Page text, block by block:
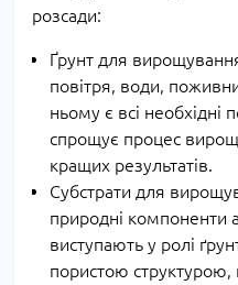
розсади:
Ґрунт для
повітря, води,
ньому є всі
спрощує процес
кращих результатів.
Субстрати для
природні компоненти
виступають у ролі
пористою структурою,